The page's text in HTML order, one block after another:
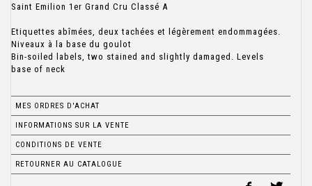
Saint Emilion 1er Grand Cru Classé A
Etiquettes abîmées, deux tachées et légèrement endommagées.
Niveaux à la base du goulot
Bin-soiled labels, two stained and slightly damaged. Levels
base of neck
MES ORDRES D'ACHAT
INFORMATIONS SUR LA VENTE
CONDITIONS DE VENTE
RETOURNER AU CATALOGUE